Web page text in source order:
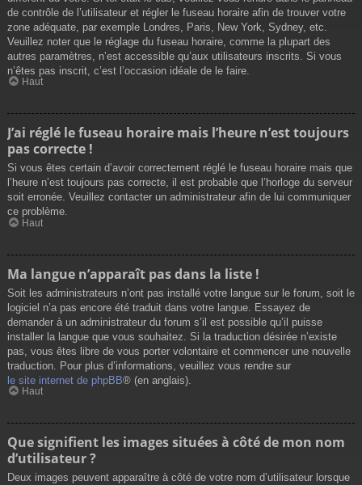
de contrôle de l’utilisateur et régler le fuseau horaire afin de trouver votre
zone adéquate, par exemple Londres, Paris, New York, Sydney, etc.
Veuillez noter que le réglage du fuseau horaire, comme la plupart des
autres paramètres, n’est accessible qu’aux utilisateurs inscrits. Si vous
n’êtes pas inscrit, c’est l’occasion idéale de le faire.
Haut
J’ai réglé le fuseau horaire mais l’heure n’est toujours
pas correcte !
Si vous êtes certain d’avoir correctement réglé le fuseau horaire mais que
l’heure n’est toujours pas correcte, il est probable que l’horloge du serveur
soit erronée. Veuillez contacter un administrateur afin de lui communiquer
ce problème.
Haut
Ma langue n’apparaît pas dans la liste !
Soit les administrateurs n’ont pas installé votre langue sur le forum, soit le
logiciel n’a pas encore été traduit dans votre langue. Essayez de
demander à un administrateur du forum s’il est possible qu’il puisse
installer la langue que vous souhaitez. Si la traduction désirée n’existe
pas, vous êtes libre de vous porter volontaire et commencer une nouvelle
traduction. Pour plus d’informations, veuillez vous rendre sur
le site internet de phpBB® (en anglais).
Haut
Que signifient les images situées à côté de mon nom
d’utilisateur ?
Deux images peuvent apparaître à côté de votre nom d’utilisateur lorsque